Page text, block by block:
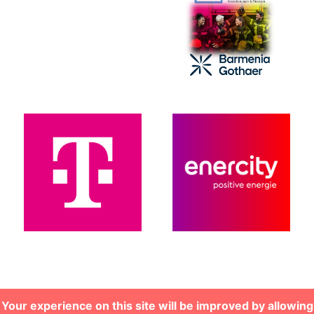
Your experience on this site will be improved by allowing